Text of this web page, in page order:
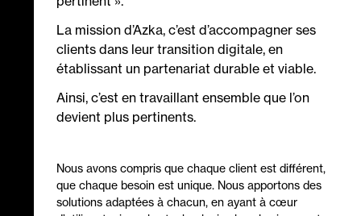
La mission d’Azka, c’est d’accompagner ses
clients dans leur transition digitale, en
établissant un partenariat durable et viable.
Ainsi, c’est en travaillant ensemble que l’on
devient plus pertinents.
Nous avons compris que chaque client est différent,
que chaque besoin est unique. Nous apportons des
solutions adaptées à chacun, en ayant à cœur